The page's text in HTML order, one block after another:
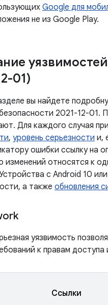
Google для
не из Google Play.
01)
вы найдете
2021-12-01.
Для каждого случая
, уровень серьезности и,
ошибки ссылку на
изменений относятся к
с Android 10
а также обновления
уязвимость
к правам
Ссылки